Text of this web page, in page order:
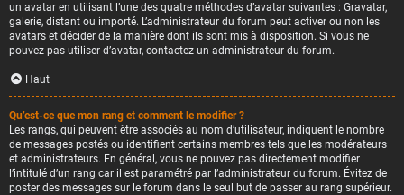
un avatar en utilisant l’une des quatre méthodes d’avatar suivantes : Gravatar,
galerie, distant ou importé. L’administrateur du forum peut activer ou non les
avatars et décider de la manière dont ils sont mis à disposition. Si vous ne
pouvez pas utiliser d’avatar, contactez un administrateur du forum.
Haut
Qu’est-ce que mon rang et comment le modifier ?
Les rangs, qui peuvent être associés au nom d’utilisateur, indiquent le nombre
de messages postés ou identifient certains membres tels que les modérateurs
et administrateurs. En général, vous ne pouvez pas directement modifier
l’intitulé d’un rang car il est paramétré par l’administrateur du forum. Évitez de
poster des messages sur le forum dans le seul but de passer au rang supérieur.